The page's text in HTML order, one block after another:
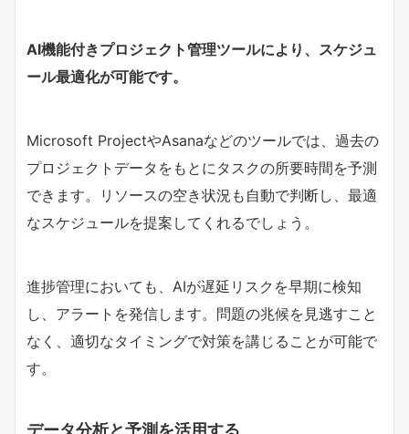
AI機能付きプロジェクト管理ツールにより、スケジュ
ール最適化が可能です。
Microsoft ProjectやAsanaなどのツールでは、過去の
プロジェクトデータをもとにタスクの所要時間を予測
できます。リソースの空き状況も自動で判断し、最適
なスケジュールを提案してくれるでしょう。
進捗管理においても、AIが遅延リスクを早期に検知
し、アラートを発信します。問題の兆候を見逃すこと
なく、適切なタイミングで対策を講じることが可能で
す。
データ分析と予測を活用する